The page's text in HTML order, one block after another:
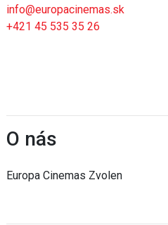
info@europacinemas.sk
+421 45 535 35 26
O nás
Europa Cinemas Zvolen